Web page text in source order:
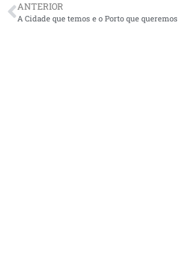
ANTERIOR
A Cidade que temos e o Porto que queremos